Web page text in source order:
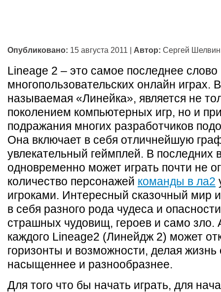
Опубликовано: 15 августа 2011 | Автор: Сергей Шелвин
Lineage 2 – это самое последнее слово
многопользовательских онлайн играх.
называемая «Линейка», является не
поколением компьютерных игр, но и
подражания многих разработчиков
Она включает в себя отличнейшую
увлекательный геймплей. В последних
одновременно может играть почти не
количество персонажей команды в ла2
игроками. Интересный сказочный мир
в себя разного рода чудеса и
страшных чудовищ, героев и само зло.
каждого Lineage2 (Линейдж 2) может
горизонты и возможности, делая жизнь
насыщеннее и разнообразнее.
Для того что бы начать играть, для